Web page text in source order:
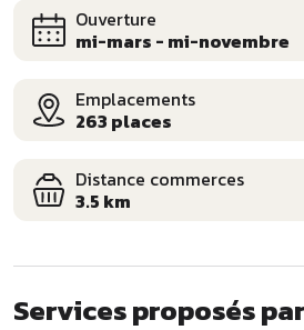
Ouverture
mi-mars - mi-novembre
Emplacements
263 places
Distance commerces
3.5 km
Services proposés